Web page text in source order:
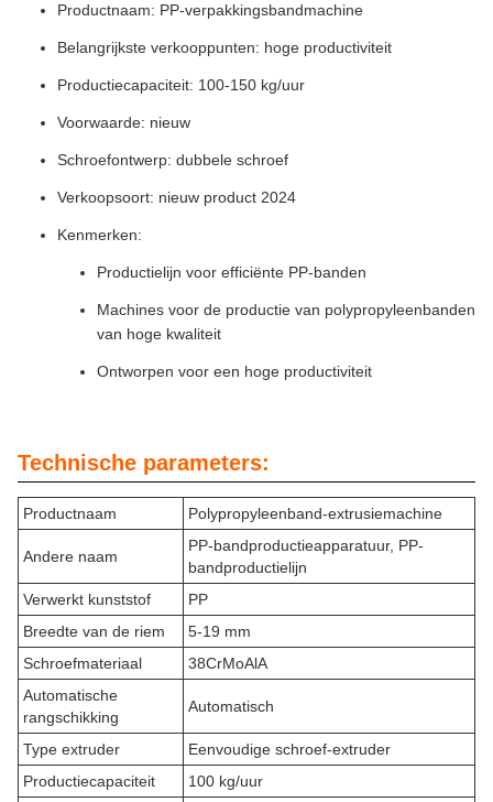
Productnaam: PP-verpakkingsbandmachine
Belangrijkste verkooppunten: hoge productiviteit
Productiecapaciteit: 100-150 kg/uur
Voorwaarde: nieuw
Schroefontwerp: dubbele schroef
Verkoopsoort: nieuw product 2024
Kenmerken:
Productielijn voor efficiënte PP-banden
Machines voor de productie van polypropyleenbanden
van hoge kwaliteit
Ontworpen voor een hoge productiviteit
Technische parameters:
Productnaam Polypropyleenband-extrusiemachine
Andere naam
PP-bandproductieapparatuur, PP-
bandproductielijn
Verwerkt kunststof
PP
Breedte van de riem
5-19 mm
Schroefmateriaal
38CrMoAlA
Automatische
rangschikking
Automatisch
Type extruder
Eenvoudige schroef-extruder
Productiecapaciteit
100 kg/uur